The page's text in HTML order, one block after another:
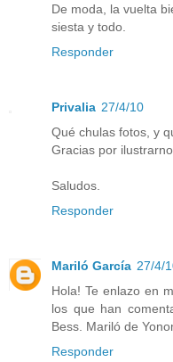
De moda, la vuelta
siesta y todo.
Responder
Privalia 27/4/10
Qué chulas fotos, y
Gracias por
Saludos.
Responder
Mariló García 27/4/
Hola! Te enlazo en
los que han
Bess. Mariló de
Responder